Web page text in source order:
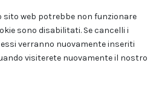
sito web potrebbe non funzionare
sono disabilitati. Se cancelli i
verranno nuovamente inseriti
visiterete nuovamente il nostro